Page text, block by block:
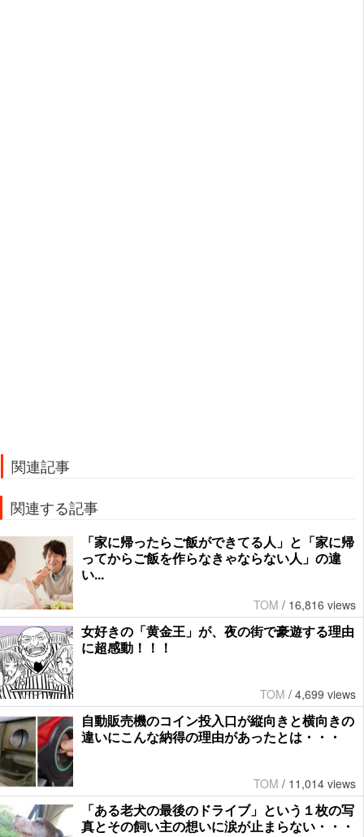
関連記事
関連する記事
「家に帰ったらご飯ができてる人」と「家に帰
ってからご飯を作らなきゃならない人」の違
い...
TOM / 16,816 views
女好きの「黄金王」が、夜の街で豪遊する理由
に超感動！！！
TOM / 4,699 views
自動販売機のコイン投入口が縦向きと横向きの
違いにこんな納得の理由があったとは・・・
TOM / 11,014 views
「ある老犬の最後のドライブ」という１枚の写
真とその飼い主の想いに涙が止まらない・・・